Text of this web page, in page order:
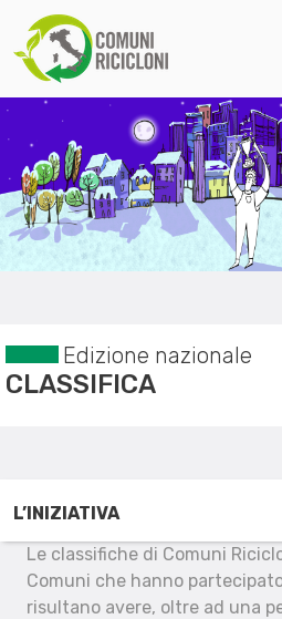
Edizione nazionale
CLASSIFICA
L’INIZIATIVA
Le classifiche di Comuni
Comuni che hanno
risultano avere, oltre ad una